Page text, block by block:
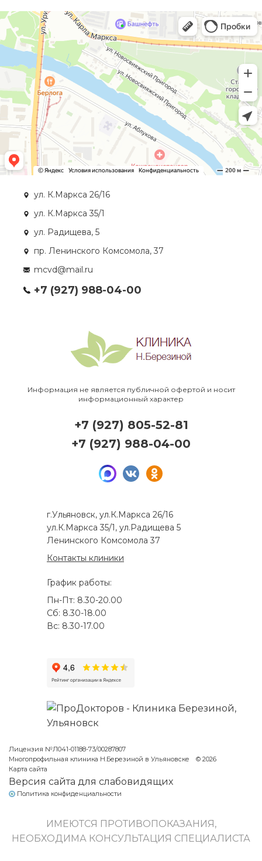
ул. К.Маркса 26/16
ул. К.Маркса 35/1
ул. Радищева, 5
пр. Ленинского Комсомола, 37
mcvd@mail.ru
+7 (927) 988-04-00
Информация не является публичной офертой и носит
информационный характер
г.Ульяновск, ул.К.Маркса 26/16
ул.К.Маркса 35/1, ул.Радищева 5
Ленинского Комсомола 37
Контакты клиники
График работы:
Пн-Пт: 8.30-20.00
Сб: 8.30-18.00
Вс: 8.30-17.00
+7 (927) 805-52-81
+7 (927) 988-04-00
Лицензия №Л041-01188-73/00287807
Многопрофильная клиника Н.Березиной в Ульяновске
© 2026
Карта сайта
Версия сайта для слабовидящих
Политика конфиденциальности
ИМЕЮТСЯ ПРОТИВОПОКАЗАНИЯ,
НЕОБХОДИМА КОНСУЛЬТАЦИЯ СПЕЦИАЛИСТА